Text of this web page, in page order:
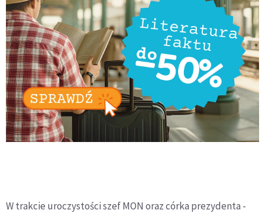
W trakcie uroczystości szef MON oraz córka prezydenta -